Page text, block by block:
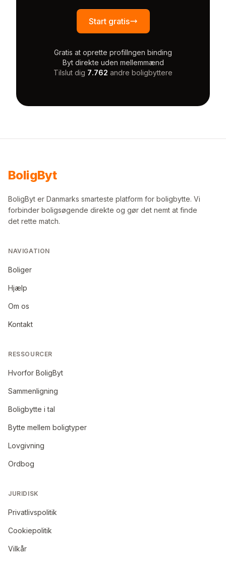
Start gratis
Gratis at oprette profilIngen binding
Byt direkte uden mellemmænd
Tilslut dig 7.762 andre boligbyttere
BoligByt
BoligByt er Danmarks smarteste platform for boligbytte. Vi
forbinder boligsøgende direkte og gør det nemt at finde
det rette match.
NAVIGATION
Boliger
Hjælp
Om os
Kontakt
RESSOURCER
Hvorfor BoligByt
Sammenligning
Boligbytte i tal
Bytte mellem boligtyper
Lovgivning
Ordbog
JURIDISK
Privatlivspolitik
Cookiepolitik
Vilkår